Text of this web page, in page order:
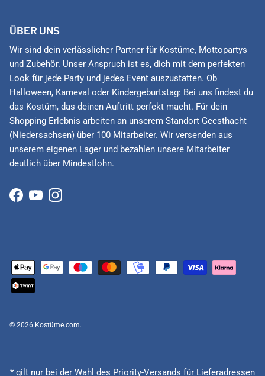
ÜBER UNS
Wir sind dein verlässlicher Partner für Kostüme, Mottopartys
und Zubehör. Unser Anspruch ist es, dich mit dem perfekten
Look für jede Party und jedes Event auszustatten. Ob
Halloween, Karneval oder Kindergeburtstag: Bei uns findest du
das Kostüm, das deinen Auftritt perfekt macht. Für dein
Shopping Erlebnis arbeiten an unserem Standort Geesthacht
(Niedersachsen) über 100 Mitarbeiter. Wir versenden aus
unserem eigenen Lager und bezahlen unsere Mitarbeiter
deutlich über Mindestlohn.
Facebook
YouTubeInstagram
© 2026 Kostüme.com.
* gilt nur bei der Wahl des Priority-Versands für Lieferadressen